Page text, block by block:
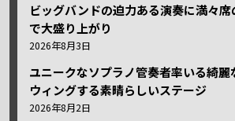
ビッグバンドの迫力ある演奏に満々
で大盛り上がり
2026年8月3日
ユニークなソプラノ管奏者率いる綺麗
ウィングする素晴らしいステージ
2026年8月2日